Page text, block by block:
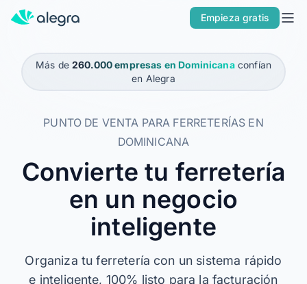
Empieza gratis
Inicio
Soy Pyme
Soy Contador
POR PRODUCTO
Nómina
Más de260.000 empresas en Dominicanaconfían
en Alegra
PUNTO DE VENTA PARA FERRETERÍAS EN
DOMINICANA
Convierte tu ferretería
en un negocio
inteligente
Organiza tu ferretería con un sistema rápido
e inteligente, 100% listo para la facturación